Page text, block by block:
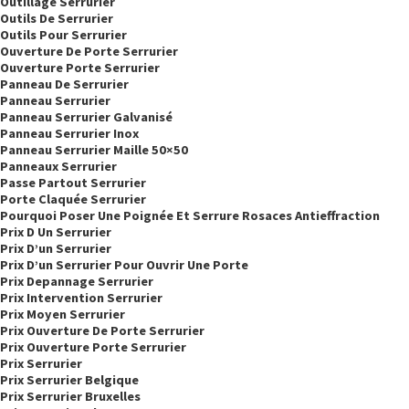
Outils De Serrurier
Outils Pour Serrurier
Ouverture De Porte Serrurier
Ouverture Porte Serrurier
Panneau De Serrurier
Panneau Serrurier
Panneau Serrurier Galvanisé
Panneau Serrurier Inox
Panneau Serrurier Maille 50×50
Panneaux Serrurier
Passe Partout Serrurier
Porte Claquée Serrurier
Pourquoi Poser Une Poignée Et Serrure Rosaces Antieffraction
Prix D Un Serrurier
Prix D’un Serrurier
Prix D’un Serrurier Pour Ouvrir Une Porte
Prix Depannage Serrurier
Prix Intervention Serrurier
Prix Moyen Serrurier
Prix Ouverture De Porte Serrurier
Prix Ouverture Porte Serrurier
Prix Serrurier
Prix Serrurier Belgique
Prix Serrurier Bruxelles